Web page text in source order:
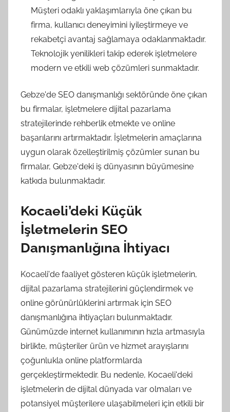
Müşteri odaklı yaklaşımlarıyla öne çıkan bu
firma, kullanıcı deneyimini iyileştirmeye ve
rekabetçi avantaj sağlamaya odaklanmaktadır.
Teknolojik yenilikleri takip ederek işletmelere
modern ve etkili web çözümleri sunmaktadır.
Gebze'de SEO danışmanlığı sektöründe öne çıkan
bu firmalar, işletmelere dijital pazarlama
stratejilerinde rehberlik etmekte ve online
başarılarını artırmaktadır. İşletmelerin amaçlarına
uygun olarak özelleştirilmiş çözümler sunan bu
firmalar, Gebze'deki iş dünyasının büyümesine
katkıda bulunmaktadır.
Kocaeli’deki Küçük
İşletmelerin SEO
Danışmanlığına İhtiyacı
Kocaeli'de faaliyet gösteren küçük işletmelerin,
dijital pazarlama stratejilerini güçlendirmek ve
online görünürlüklerini artırmak için SEO
danışmanlığına ihtiyaçları bulunmaktadır.
Günümüzde internet kullanımının hızla artmasıyla
birlikte, müşteriler ürün ve hizmet arayışlarını
çoğunlukla online platformlarda
gerçekleştirmektedir. Bu nedenle, Kocaeli'deki
işletmelerin de dijital dünyada var olmaları ve
potansiyel müşterilere ulaşabilmeleri için etkili bir